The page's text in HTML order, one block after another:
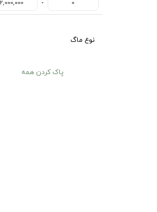
0
-
2,000,000
نوع ماگ
پاک کردن همه